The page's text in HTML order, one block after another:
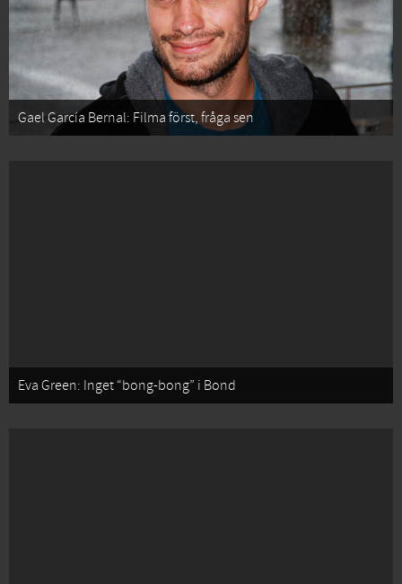
Gael García Bernal: Filma först, fråga sen
Eva Green: Inget “bong-bong” i Bond